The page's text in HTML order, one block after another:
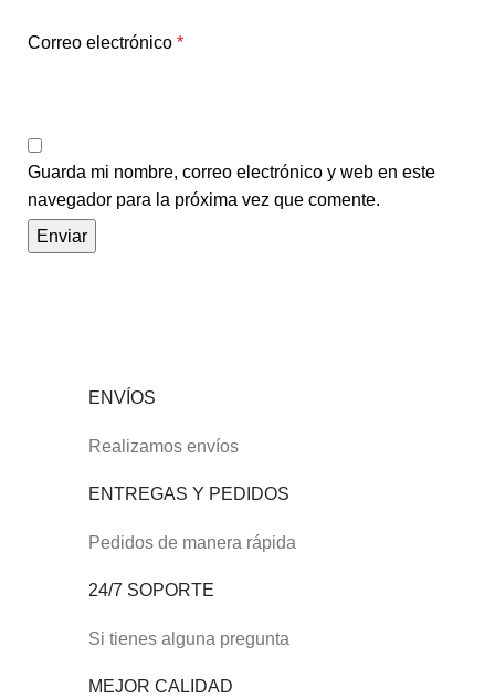
Correo electrónico *
Guarda mi nombre, correo electrónico y web en este
navegador para la próxima vez que comente.
ENVÍOS
Realizamos envíos
ENTREGAS Y PEDIDOS
Pedidos de manera rápida
24/7 SOPORTE
Si tienes alguna pregunta
MEJOR CALIDAD